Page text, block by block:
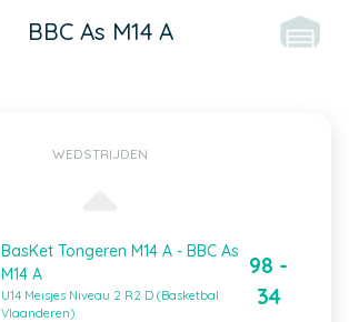
BBC As M14 A
WEDSTRIJDEN
BasKet Tongeren M14 A - BBC As
M14 A
U14 Meisjes Niveau 2 R2 D (Basketbal
Vlaanderen)
98 -
34